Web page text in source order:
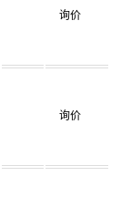
询价
询价